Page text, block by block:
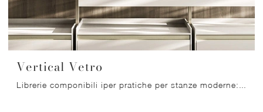
Vertical Vetro